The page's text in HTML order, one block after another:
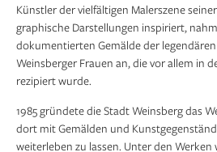
Künstler der vielfältigen Malerszene
graphische Darstellungen inspiriert,
dokumentierten Gemälde der
Weinsberger Frauen an, die vor allem in
rezipiert wurde.
1985 gründete die Stadt Weinsberg das
dort mit Gemälden und
weiterleben zu lassen. Unter den Werken